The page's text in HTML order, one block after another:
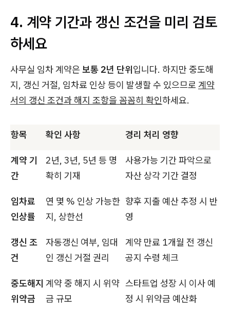
4. 계약 기간과 갱신 조건을 미리 검토
하세요
사무실 임차 계약은 보통 2년 단위입니다. 하지만 중도해
지, 갱신 거절, 임차료 인상 등이 발생할 수 있으므로 계약
서의 갱신 조건과 해지 조항을 꼼꼼히 확인하세요.
항목 확인 사항 경리 처리 영향
계약 기
간
2년, 3년, 5년 등 명
확히 기재
사용가능 기간 파악으로
자산 상각 기간 결정
임차료
인상률
연 몇 % 인상 가능한
지, 상한선
향후 지출 예산 추정 시 반
영
갱신 조
건
자동갱신 여부, 임대
인 갱신 거절 권리
계약 만료 1개월 전 갱신
공지 수령 체크
중도해지
위약금
계약 중 해지 시 위약
금 규모
스타트업 성장 시 이사 예
정 시 위약금 예산화